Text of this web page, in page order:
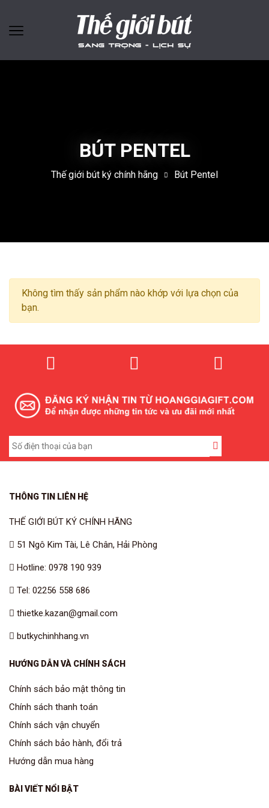
BÚT PENTEL
Thế giới bút ký chính hãng Bút Pentel
Không tìm thấy sản phẩm nào khớp với lựa chọn của
bạn.
THÔNG TIN LIÊN HỆ
THẾ GIỚI BÚT KÝ CHÍNH HÃNG
51 Ngô Kim Tài, Lê Chân, Hải Phòng
Hotline: 0978 190 939
Tel: 02256 558 686
thietke.kazan@gmail.com
butkychinhhang.vn
HƯỚNG DẪN VÀ CHÍNH SÁCH
Chính sách bảo mật thông tin
Chính sách thanh toán
Chính sách vận chuyển
Chính sách bảo hành, đổi trả
Hướng dẫn mua hàng
BÀI VIẾT NỔI BẬT